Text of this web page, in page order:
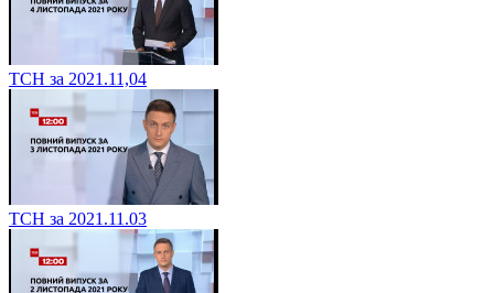
ТСН за 2021.11,04
ТСН за 2021.11.03